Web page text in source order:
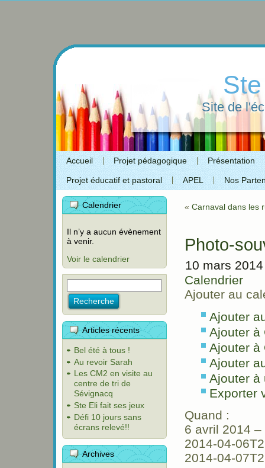
Site de
Accueil Projet pédagogique Présentation
Projet éducatif et pastoral APEL Nos
Calendrier
Il n’y a aucun évènement
à venir.
Voir le calendrier
Articles récents
Bel été à tous !
Au revoir Sarah
Les CM2 en visite au
centre de tri de
Sévignacq
Ste Eli fait ses jeux
Défi 10 jours sans
écrans relevé!!
Archives
« Carnaval dans les
Photo-
10 mars 2014
Calendrier
Ajouter au
Ajouter
Ajouter à
Ajouter à
Ajouter
Ajouter à
Exporter
Quand :
6 avril 2014
2014-04-
2014-04-